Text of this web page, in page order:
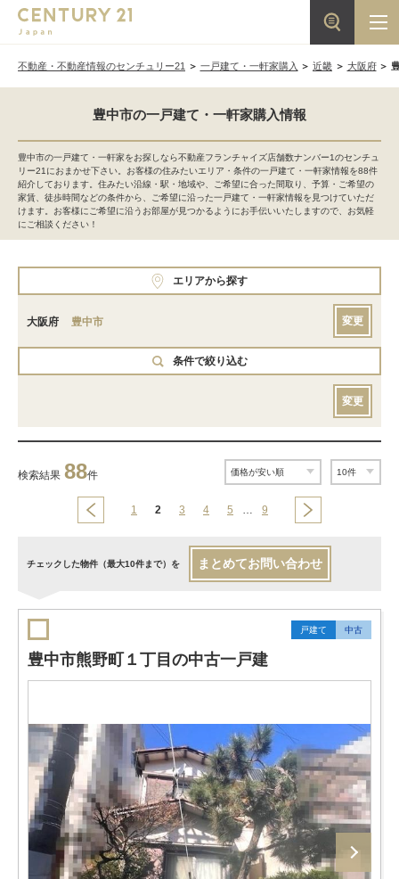
不動産・不動産情報のセンチュリー21 一戸建て・一軒家購入 近畿 大阪府
豊中市の一戸建て・一軒家購入情報
豊中市の一戸建て・一軒家をお探しなら不動産フランチャイズ店舗数ナンバー1のセンチュ
リー21におまかせ下さい。お客様の住みたいエリア・条件の一戸建て・一軒家情報を88件
紹介しております。住みたい沿線・駅・地域や、ご希望に合った間取り、予算・ご希望の
家賃、徒歩時間などの条件から、ご希望に沿った一戸建て・一軒家情報を見つけていただ
けます。お客様にご希望に沿うお部屋が見つかるようにお手伝いいたしますので、お気軽
にご相談ください！
エリアから探す
大阪府 豊中市 変更
条件で絞り込む
変更
検索結果 88件
1 2 3 4 5 … 9
チェックした物件（最大10件まで）を まとめてお問い合わせ
戸建て 中古
豊中市熊野町１丁目の中古一戸建